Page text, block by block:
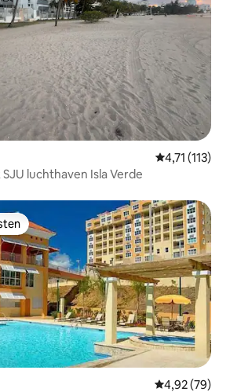
Gemiddelde
4,71 (113)
luchthaven Isla Verde
Gemiddelde
4,92 (79)